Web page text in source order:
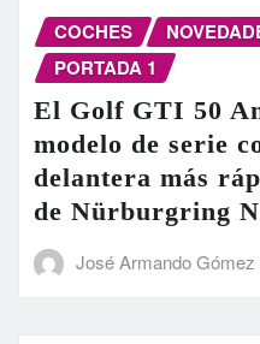
COCHES
PORTADA 1
El Golf GTI 50
modelo de serie
delantera más
de Nürburgring
José Armando Gómez